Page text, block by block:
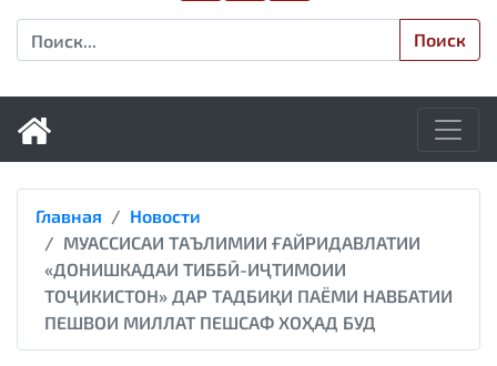
Поиск
Главная
Новости
МУАССИСАИ ТАЪЛИМИИ ҒАЙРИДАВЛАТИИ
«ДОНИШКАДАИ ТИББӢ-ИҶТИМОИИ
ТОҶИКИСТОН» ДАР ТАДБИҚИ ПАЁМИ НАВБАТИИ
ПЕШВОИ МИЛЛАТ ПЕШСАФ ХОҲАД БУД